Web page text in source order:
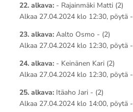
22. alkava:- Rajainmäki Matti (2)
Alkaa 27.04.2024 klo 12:30, pöytä -
23. alkava:Aalto Osmo - (2)
Alkaa 27.04.2024 klo 12:30, pöytä -
24. alkava:- Keinänen Kari (2)
Alkaa 27.04.2024 klo 12:30, pöytä -
25. alkava:Itäaho Jari - (2)
Alkaa 27.04.2024 klo 14:00, pöytä -